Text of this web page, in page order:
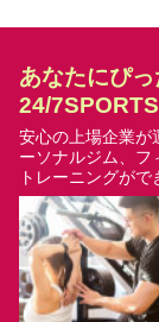
あなたにぴっ
24/
安心の上場企業が
ーソナルジム、フ
トレーニングがで